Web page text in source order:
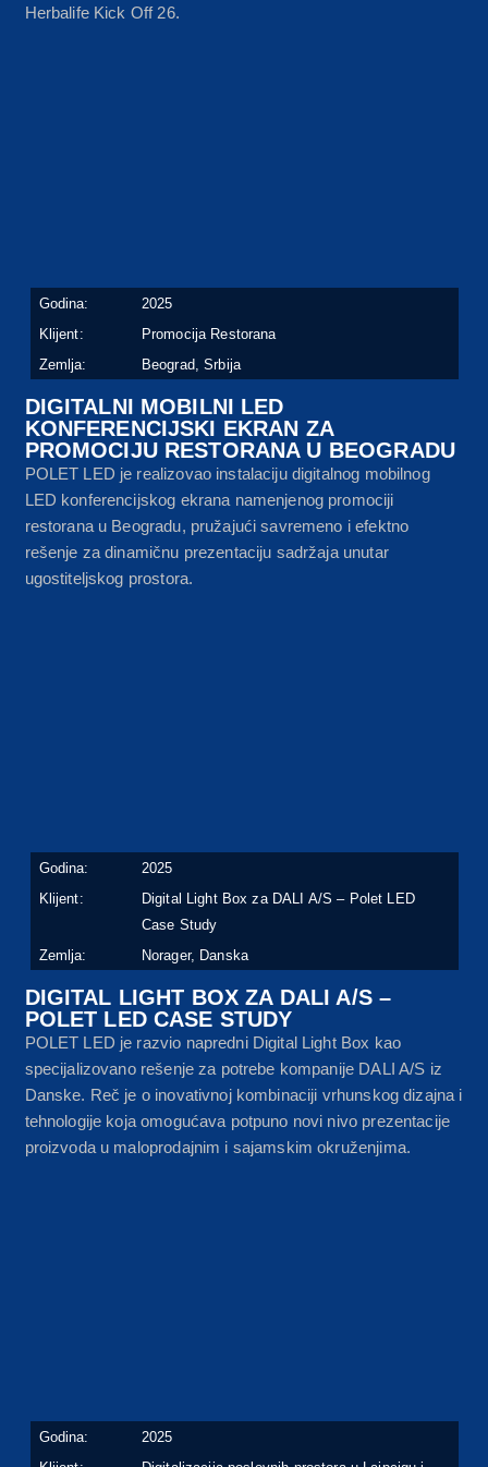
Herbalife Kick Off 26.
Godina:
2025
Klijent:
Promocija Restorana
Zemlja:
Beograd, Srbija
DIGITALNI MOBILNI LED
KONFERENCIJSKI EKRAN ZA
PROMOCIJU RESTORANA U BEOGRADU
POLET LED je realizovao instalaciju digitalnog mobilnog
LED konferencijskog ekrana namenjenog promociji
restorana u Beogradu, pružajući savremeno i efektno
rešenje za dinamičnu prezentaciju sadržaja unutar
ugostiteljskog prostora.
Godina:
2025
Klijent:
Digital Light Box za DALI A/S – Polet LED
Case Study
Zemlja:
Norager, Danska
DIGITAL LIGHT BOX ZA DALI A/S –
POLET LED CASE STUDY
POLET LED je razvio napredni Digital Light Box kao
specijalizovano rešenje za potrebe kompanije DALI A/S iz
Danske. Reč je o inovativnoj kombinaciji vrhunskog dizajna i
tehnologije koja omogućava potpuno novi nivo prezentacije
proizvoda u maloprodajnim i sajamskim okruženjima.
Godina:
2025